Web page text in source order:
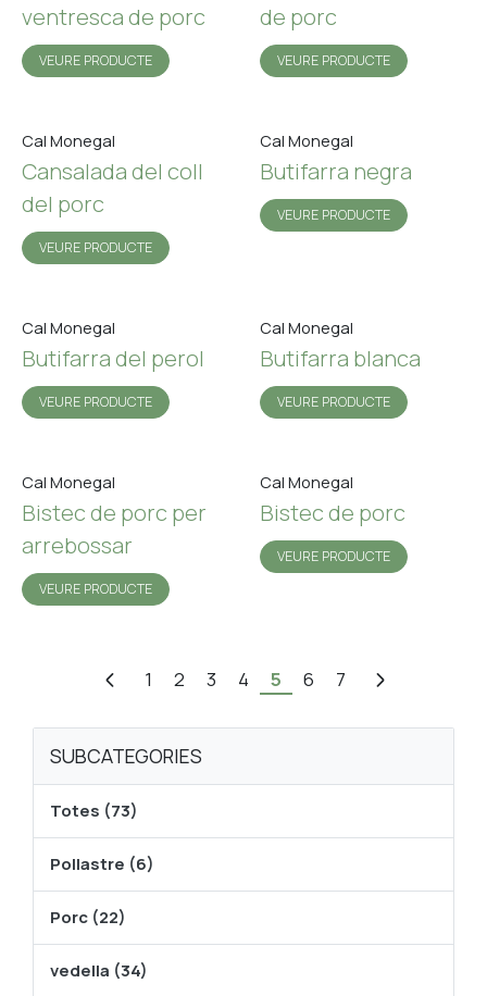
SUBCATEGORIES
Totes (73)
Pollastre (6)
Porc (22)
vedella (34)
ventresca de porc
VEURE PRODUCTE
de porc
VEURE PRODUCTE
Cal Monegal
Cansalada del coll
del porc
VEURE PRODUCTE
Cal Monegal
Butifarra negra
VEURE PRODUCTE
Cal Monegal
Butifarra del perol
VEURE PRODUCTE
Cal Monegal
Butifarra blanca
VEURE PRODUCTE
Cal Monegal
Bistec de porc per
arrebossar
VEURE PRODUCTE
Cal Monegal
Bistec de porc
VEURE PRODUCTE
1 2 3 4 5 6 7